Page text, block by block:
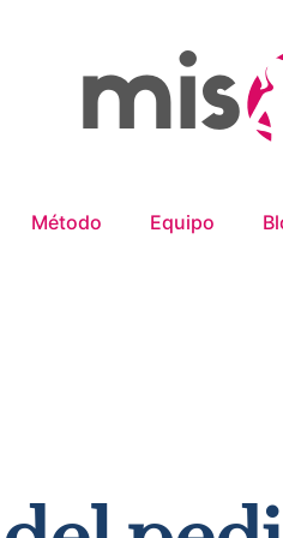
Método Equipo